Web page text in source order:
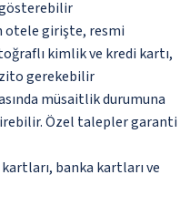
otele girişte, resmi
kimlik ve kredi kartı,
gerekebilir
müsaitlik durumuna
Özel talepler garanti
banka kartları ve